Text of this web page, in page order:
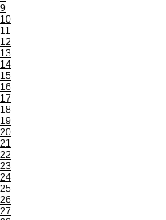
9
10
11
12
13
14
15
16
17
18
19
20
21
22
23
24
25
26
27